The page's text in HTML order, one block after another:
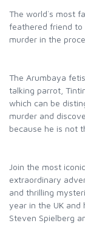
The world`s most
feathered friend to
murder in the
The Arumbaya
talking parrot,
which can be
murder and
because he is not
Join the most
extraordinary
and thrilling
year in the UK